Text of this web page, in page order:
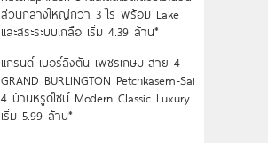
ส่วนกลางใหญ่กว่า 3 ไร่ พร้อม Lake
และสระระบบเกลือ เริ่ม 4.39 ล้าน*
แกรนด์ เบอร์ลิงตัน เพชรเกษม-สาย 4
GRAND BURLINGTON Petchkasem-Sai
4 บ้านหรูดีไซน์ Modern Classic Luxury
เริ่ม 5.99 ล้าน*